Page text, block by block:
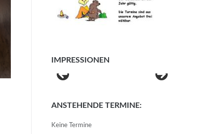
IMPRESSIONEN
ANSTEHENDE TERMINE:
Keine Termine